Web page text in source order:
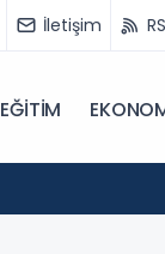
İletişim
EĞİTİM